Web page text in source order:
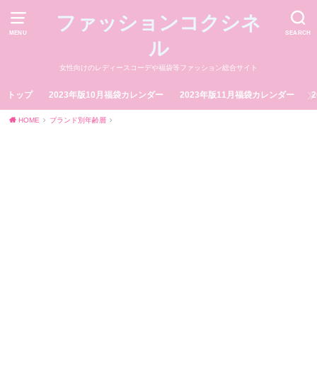
MENU SEARCH
ファッションコクシネ
ル
女性向けのレディースコーデや福袋等ファッション総合サイト
トップ 2023年版10月福袋カレンダー 2023年版11月福袋カレンダー
HOME ブランド別年齢層